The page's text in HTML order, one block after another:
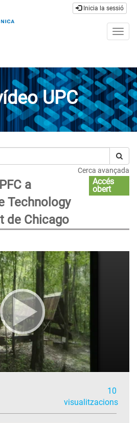
Inicia la sessió
UPC
Cerca avançada
a
Technology
de Chicago
Accés
obert
10
visualitzacions